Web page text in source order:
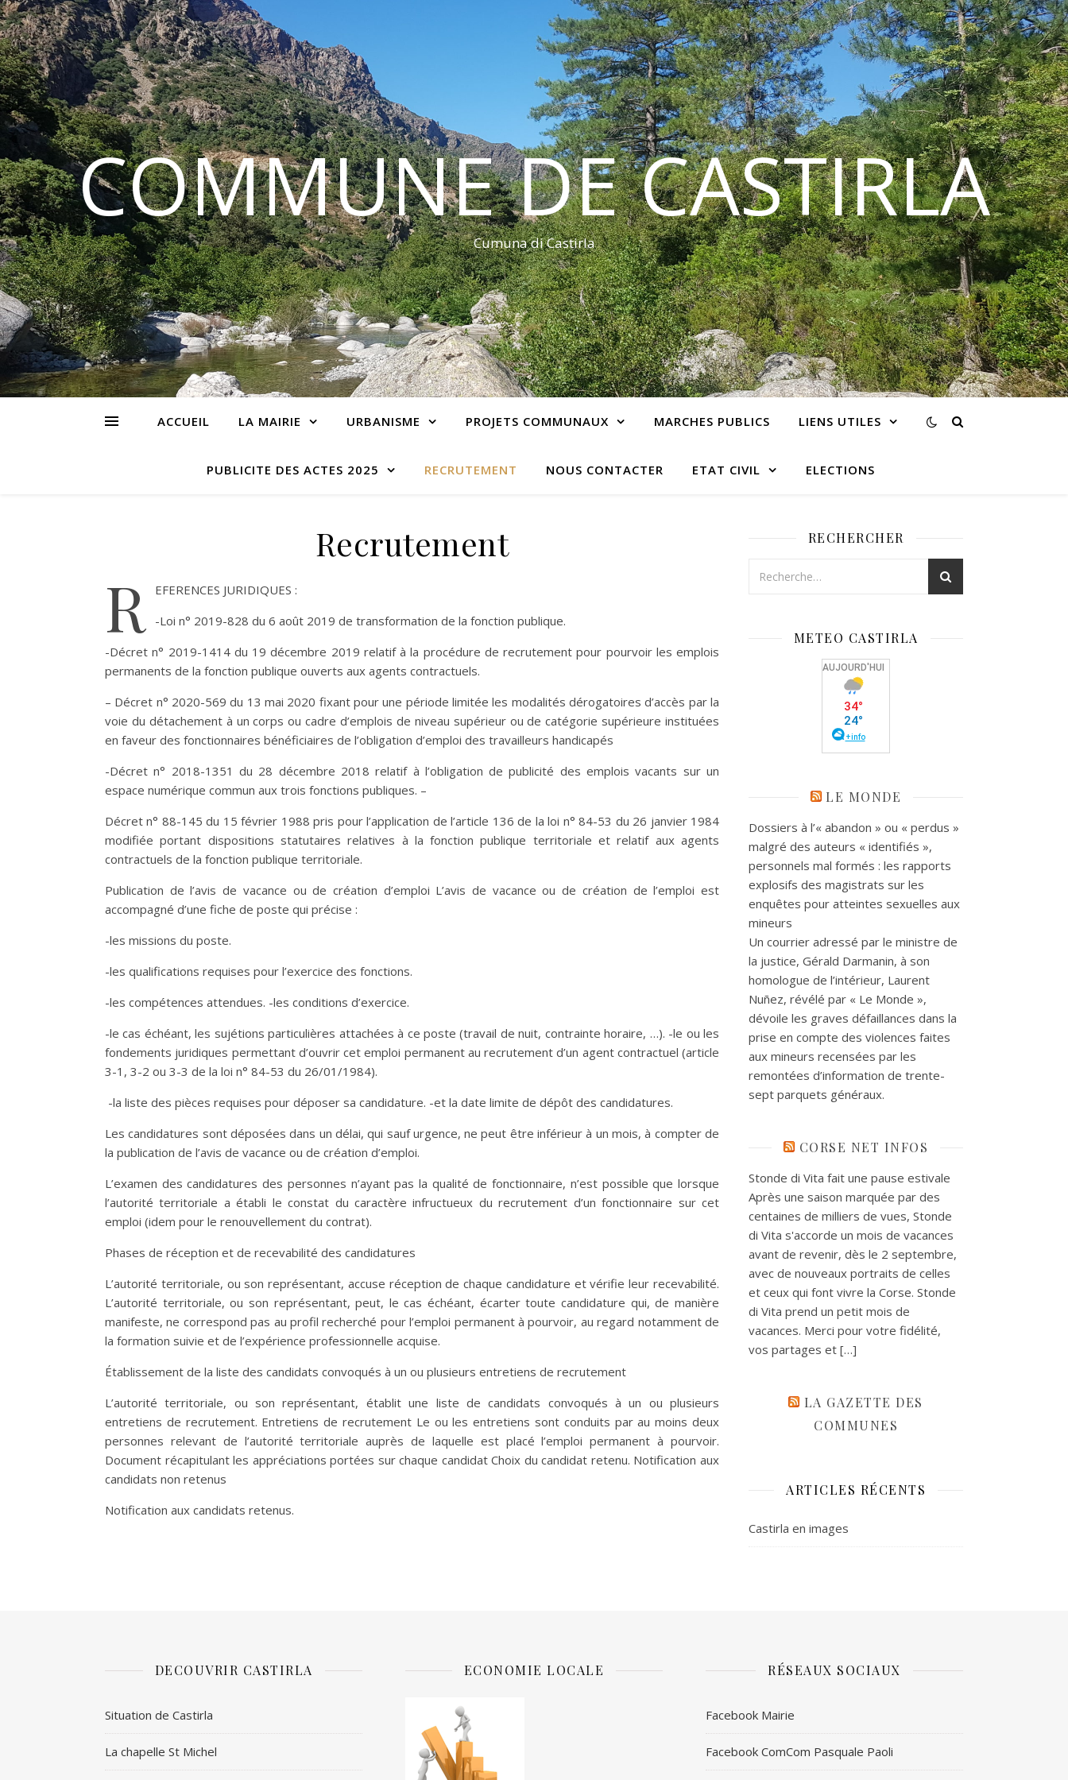
COMMUNE DE CASTIRLA
Cumuna di Castirla
ACCUEIL LA MAIRIE URBANISME PROJETS COMMUNAUX MARCHES PUBLICS LIENS UTILES
PUBLICITE DES ACTES 2025 RECRUTEMENT NOUS CONTACTER ETAT CIVIL ELECTIONS
Recrutement
R
EFERENCES JURIDIQUES :
-Loi n° 2019-828 du 6 août 2019 de transformation de la fonction publique.
-Décret n° 2019-1414 du 19 décembre 2019 relatif à la procédure de recrutement pour pourvoir les emplois
permanents de la fonction publique ouverts aux agents contractuels.
– Décret n° 2020-569 du 13 mai 2020 fixant pour une période limitée les modalités dérogatoires d’accès par la
voie du détachement à un corps ou cadre d’emplois de niveau supérieur ou de catégorie supérieure instituées
en faveur des fonctionnaires bénéficiaires de l’obligation d’emploi des travailleurs handicapés
-Décret n° 2018-1351 du 28 décembre 2018 relatif à l’obligation de publicité des emplois vacants sur un
espace numérique commun aux trois fonctions publiques. –
Décret n° 88-145 du 15 février 1988 pris pour l’application de l’article 136 de la loi n° 84-53 du 26 janvier 1984
modifiée portant dispositions statutaires relatives à la fonction publique territoriale et relatif aux agents
contractuels de la fonction publique territoriale.
Publication de l’avis de vacance ou de création d’emploi L’avis de vacance ou de création de l’emploi est
accompagné d’une fiche de poste qui précise :
-les missions du poste.
-les qualifications requises pour l’exercice des fonctions.
-les compétences attendues. -les conditions d’exercice.
-le cas échéant, les sujétions particulières attachées à ce poste (travail de nuit, contrainte horaire, …). -le ou les
fondements juridiques permettant d’ouvrir cet emploi permanent au recrutement d’un agent contractuel (article
3-1, 3-2 ou 3-3 de la loi n° 84-53 du 26/01/1984).
-la liste des pièces requises pour déposer sa candidature. -et la date limite de dépôt des candidatures.
Les candidatures sont déposées dans un délai, qui sauf urgence, ne peut être inférieur à un mois, à compter de
la publication de l’avis de vacance ou de création d’emploi.
L’examen des candidatures des personnes n’ayant pas la qualité de fonctionnaire, n’est possible que lorsque
l’autorité territoriale a établi le constat du caractère infructueux du recrutement d’un fonctionnaire sur cet
emploi (idem pour le renouvellement du contrat).
Phases de réception et de recevabilité des candidatures
L’autorité territoriale, ou son représentant, accuse réception de chaque candidature et vérifie leur recevabilité.
L’autorité territoriale, ou son représentant, peut, le cas échéant, écarter toute candidature qui, de manière
manifeste, ne correspond pas au profil recherché pour l’emploi permanent à pourvoir, au regard notamment de
la formation suivie et de l’expérience professionnelle acquise.
Établissement de la liste des candidats convoqués à un ou plusieurs entretiens de recrutement
L’autorité territoriale, ou son représentant, établit une liste de candidats convoqués à un ou plusieurs
entretiens de recrutement. Entretiens de recrutement Le ou les entretiens sont conduits par au moins deux
personnes relevant de l’autorité territoriale auprès de laquelle est placé l’emploi permanent à pourvoir.
Document récapitulant les appréciations portées sur chaque candidat Choix du candidat retenu. Notification aux
candidats non retenus
Notification aux candidats retenus.
RECHERCHER
METEO CASTIRLA
LE MONDE
Dossiers à l’« abandon » ou « perdus »
malgré des auteurs « identifiés »,
personnels mal formés : les rapports
explosifs des magistrats sur les
enquêtes pour atteintes sexuelles aux
mineurs
Un courrier adressé par le ministre de
la justice, Gérald Darmanin, à son
homologue de l’intérieur, Laurent
Nuñez, révélé par « Le Monde »,
dévoile les graves défaillances dans la
prise en compte des violences faites
aux mineurs recensées par les
remontées d’information de trente-
sept parquets généraux.
CORSE NET INFOS
Stonde di Vita fait une pause estivale
Après une saison marquée par des
centaines de milliers de vues, Stonde
di Vita s'accorde un mois de vacances
avant de revenir, dès le 2 septembre,
avec de nouveaux portraits de celles
et ceux qui font vivre la Corse. Stonde
di Vita prend un petit mois de
vacances. Merci pour votre fidélité,
vos partages et […]
LA GAZETTE DES
COMMUNES
ARTICLES RÉCENTS
Castirla en images
DECOUVRIR CASTIRLA
Situation de Castirla
La chapelle St Michel
ECONOMIE LOCALE RÉSEAUX SOCIAUX
Facebook Mairie
Facebook ComCom Pasquale Paoli